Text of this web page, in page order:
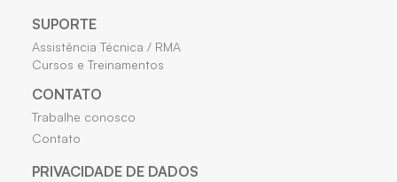
SUPORTE
Assistência Técnica / RMA
Cursos e Treinamentos
CONTATO
Trabalhe conosco
Contato
PRIVACIDADE DE DADOS